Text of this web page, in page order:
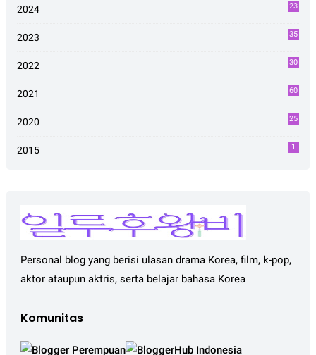
2024 23
2023 35
2022 30
2021 60
2020 25
2015 1
Personal blog yang berisi ulasan drama Korea, film, k-pop,
aktor ataupun aktris, serta belajar bahasa Korea
Komunitas